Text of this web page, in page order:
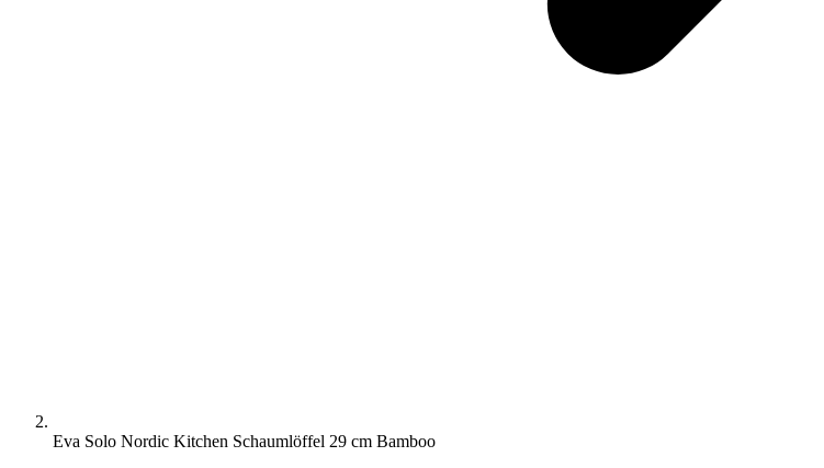
Eva Solo Nordic Kitchen Schaumlöffel 29 cm Bamboo